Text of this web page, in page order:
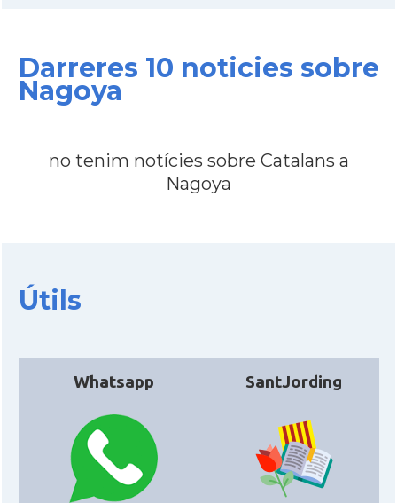
Darreres 10 noticies sobre
Nagoya
no tenim notícies sobre Catalans a
Nagoya
Útils
Whatsapp SantJording